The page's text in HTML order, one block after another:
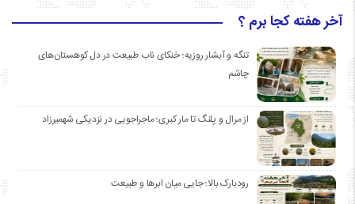
آخر هفته کجا برم ؟
تنگه و آبشار روزیه؛ خنکای ناب طبیعت در دل کوهستان‌های
چاشم
از مرال و پلنگ تا مار کبری؛ ماجراجویی در نزدیکی شهمیرزاد
رودبارک بالا؛ جایی میان ابرها و طبیعت